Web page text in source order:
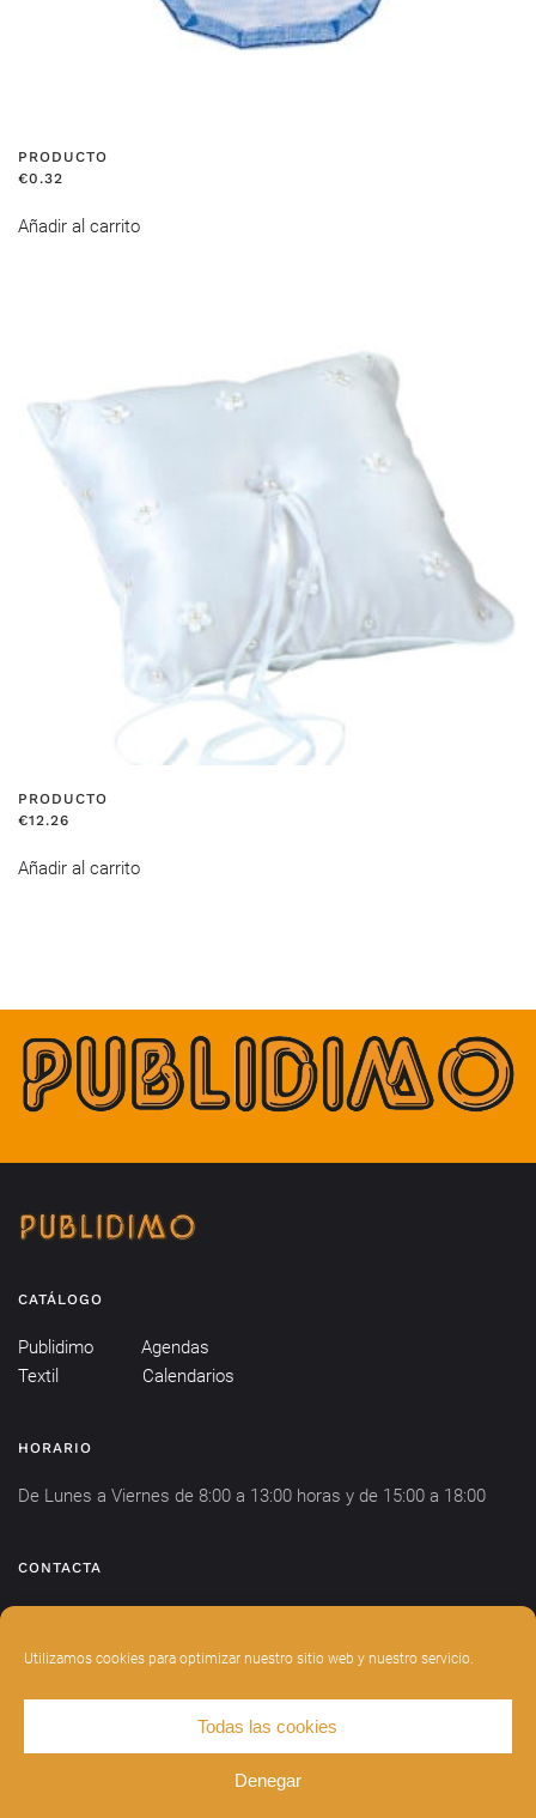
Utilizamos cookies para optimizar nuestro sitio web y nuestro servicio.
Todas las cookies
Denegar
PRODUCTO
€0.32
Añadir al carrito
PRODUCTO
€12.26
Añadir al carrito
CATÁLOGO
Publidimo
Agendas
Textil
Calendarios
HORARIO
De Lunes a Viernes de 8:00 a 13:00 horas y de 15:00 a 18:00
CONTACTA
POLÍTICA DE PRIVACIDAD